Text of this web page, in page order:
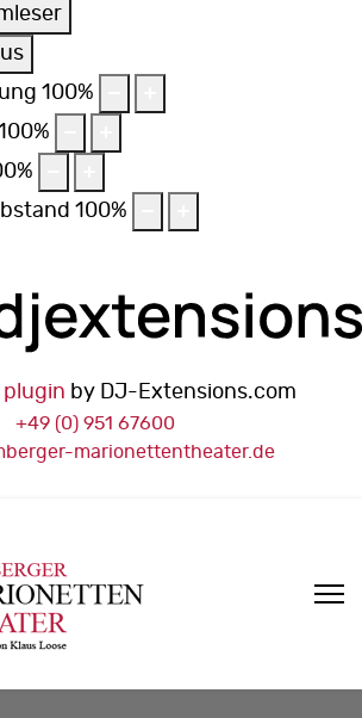
100%
%
%
100%
plugin by DJ-Extensions.com
+49 (0) 951 67600
marionettentheater.de